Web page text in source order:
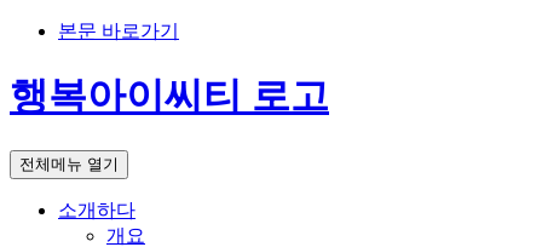
본문 바로가기
행복아이씨티 로고
전체메뉴 열기
소개하다
개요